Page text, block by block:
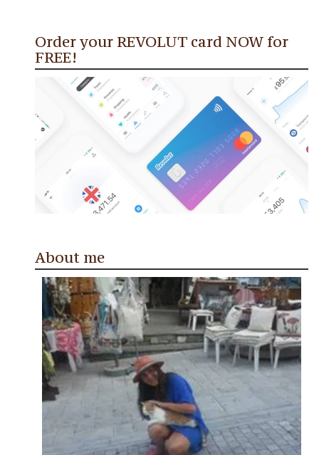
Order your REVOLUT card NOW for
FREE!
About me